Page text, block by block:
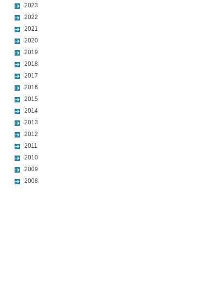
2023
2022
2021
2020
2019
2018
2017
2016
2015
2014
2013
2012
2011
2010
2009
2008